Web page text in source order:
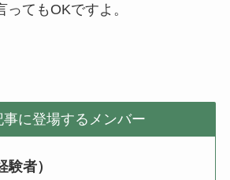
ってもOKですよ。
事に登場するメンバー
験者）